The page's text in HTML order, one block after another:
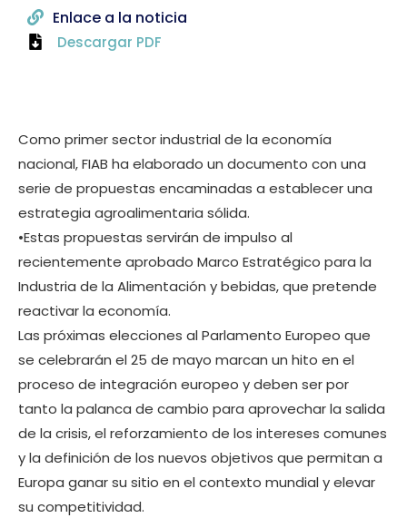
Como primer sector industrial de la economía
nacional, FIAB ha elaborado un documento con una
serie de propuestas encaminadas a establecer una
estrategia agroalimentaria sólida.
•Estas propuestas servirán de impulso al
recientemente aprobado Marco Estratégico para la
Industria de la Alimentación y bebidas, que pretende
reactivar la economía.
Las próximas elecciones al Parlamento Europeo que
se celebrarán el 25 de mayo marcan un hito en el
proceso de integración europeo y deben ser por
tanto la palanca de cambio para aprovechar la salida
de la crisis, el reforzamiento de los intereses comunes
y la definición de los nuevos objetivos que permitan a
Europa ganar su sitio en el contexto mundial y elevar
su competitividad.
Enlace a la noticia
Descargar PDF